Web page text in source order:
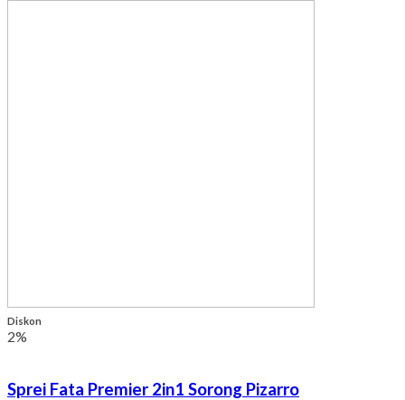
Diskon
2%
Sprei Fata Premier 2in1 Sorong Pizarro